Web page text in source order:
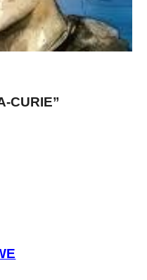
CURIE”